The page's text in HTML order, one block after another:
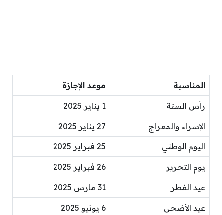
المناسبة موعد الإجازة
رأس السنة 1 يناير 2025
الإسراء والمعراج 27 يناير 2025
اليوم الوطني 25 فبراير 2025
يوم التحرير 26 فبراير 2025
عيد الفطر 31 مارس 2025
عيد الأضحى 6 يونيو 2025